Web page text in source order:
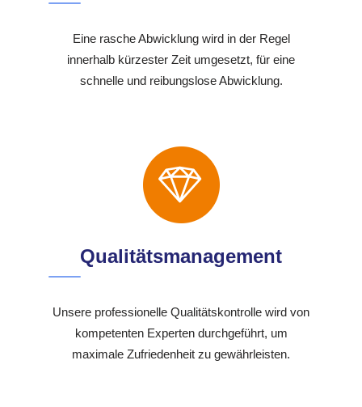
Eine rasche Abwicklung wird in der Regel
innerhalb kürzester Zeit umgesetzt, für eine
schnelle und reibungslose Abwicklung.
Qualitätsmanagement
Unsere professionelle Qualitätskontrolle wird von
kompetenten Experten durchgeführt, um
maximale Zufriedenheit zu gewährleisten.